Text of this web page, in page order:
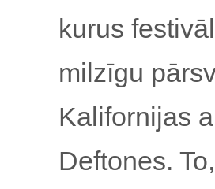
kurus
milzīgu
Kalifornijas
Deftones.